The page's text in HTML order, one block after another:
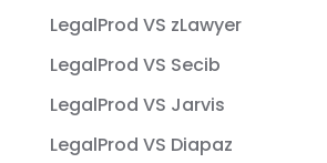
LegalProd VS zLawyer
LegalProd VS Secib
LegalProd VS Jarvis
LegalProd VS Diapaz